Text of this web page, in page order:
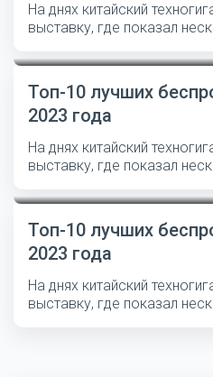
На днях китайский
выставку, где показал
Топ-10 лучших
2023 года
На днях китайский
выставку, где показал
Топ-10 лучших
2023 года
На днях китайский
выставку, где показал